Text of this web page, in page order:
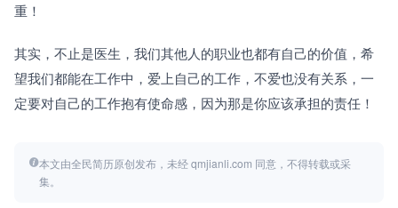
重！
其实，不止是医生，我们其他人的职业也都有自己的价值，希
望我们都能在工作中，爱上自己的工作，不爱也没有关系，一
定要对自己的工作抱有使命感，因为那是你应该承担的责任！
本文由全民简历原创发布，未经 qmjianli.com 同意，不得转载或采
集。